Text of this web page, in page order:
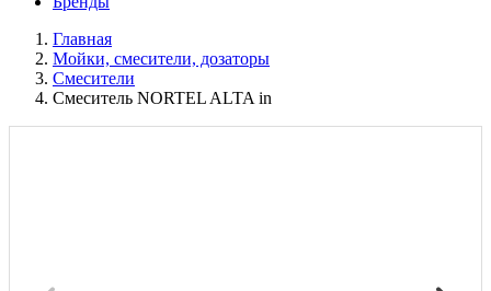
Главная
Мойки, смесители, дозаторы
Смесители
Смеситель NORTEL ALTA in